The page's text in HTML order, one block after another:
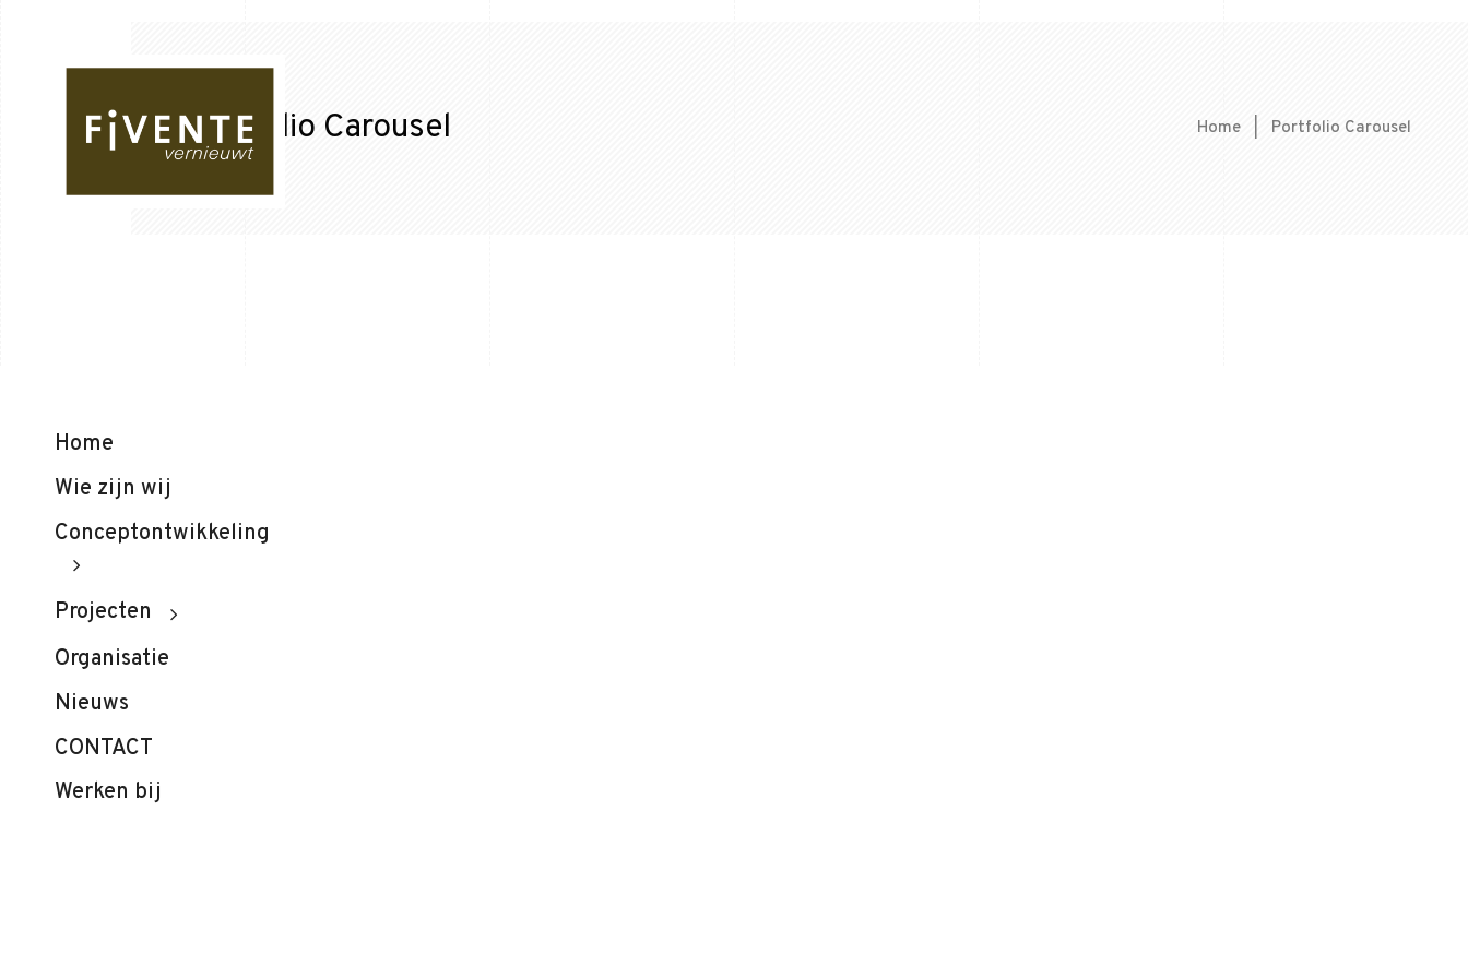
Home
Wie zijn wij
Conceptontwikkeling
Projecten
Organisatie
Nieuws
CONTACT
Werken bij
Portfolio Carousel Home Portfolio Carousel